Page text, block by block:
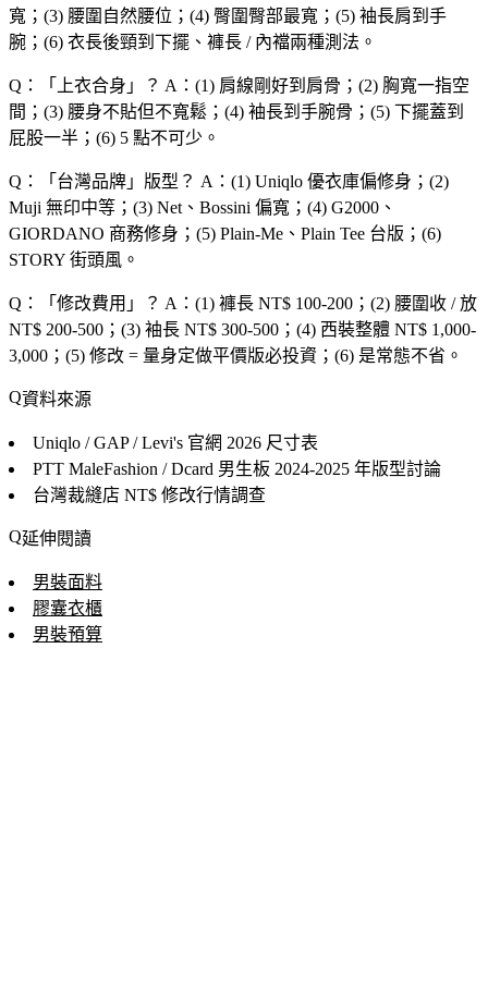
寬；(3) 腰圍自然腰位；(4) 臀圍臀部最寬；(5) 袖長肩到手
腕；(6) 衣長後頸到下擺、褲長 / 內襠兩種測法。
Q：「 上衣合身 」？ A：(1) 肩線剛好到肩骨；(2) 胸寬一指空
間；(3) 腰身不貼但不寬鬆；(4) 袖長到手腕骨；(5) 下擺蓋到
屁股一半；(6) 5 點不可少。
Q：「 台灣品牌 」版型？ A：(1) Uniqlo 優衣庫偏修身；(2)
Muji 無印中等；(3) Net、Bossini 偏寬；(4) G2000、
GIORDANO 商務修身；(5) Plain-Me、Plain Tee 台版；(6)
STORY 街頭風。
Q：「 修改費用 」？ A：(1) 褲長 NT$ 100-200；(2) 腰圍收 / 放
NT$ 200-500；(3) 袖長 NT$ 300-500；(4) 西裝整體 NT$ 1,000-
3,000；(5) 修改 = 量身定做平價版必投資；(6) 是常態不省。
資料來源
Uniqlo / GAP / Levi's 官網 2026 尺寸表
PTT MaleFashion / Dcard 男生板 2024-2025 年版型討論
台灣裁縫店 NT$ 修改行情調查
延伸閱讀
男裝面料
膠囊衣櫃
男裝預算